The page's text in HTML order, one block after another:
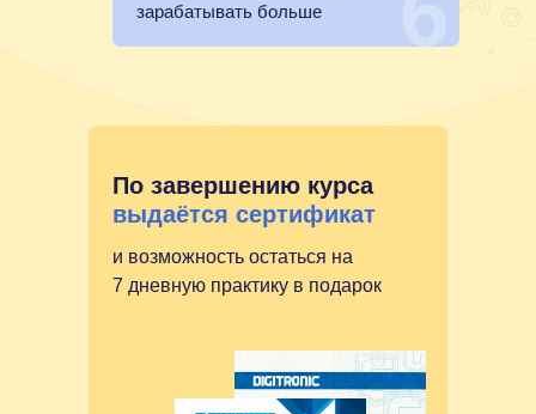
зарабатывать больше
По завершению курса
выдаётся сертификат
и возможность остаться на
7 дневную практику в подарок